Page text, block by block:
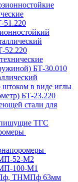
51.220
52.220
БТ-30.010
в виде иглы
БТ-23.220
стали для
ТГС
52-М2
100-М1
ТНМПф 63мм